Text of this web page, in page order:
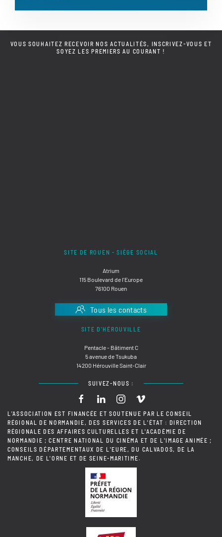
VOUS SOUHAITEZ RECEVOIR NOS ACTUALITÉS, INSCRIVEZ-VOUS ET
SOYEZ LES PREMIERS AU COURANT !
SITE DE ROUEN - SIÈGE SOCIAL
Atrium
115 Boulevard de l'Europe
76100 Rouen
Tous les contacts
SITE D'HÉROUVILLE
Pentacle - Bâtiment C
5 avenue de Tsukuba
14200 Hérouville Saint-Clair
SUIVEZ-NOUS :
L'ASSOCIATION EST FINANCÉE ET SOUTENUE PAR LE CONSEIL
RÉGIONAL DE NORMANDIE, DES SERVICES DE L'ÉTAT : DIRECTION
RÉGIONALE DES AFFAIRES CULTURELLES ET L'ACADÉMIE DE
NORMANDIE ; CENTRE NATIONAL DU CINÉMA ET DE L'IMAGE ANIMÉE ;
CONSEILS DÉPARTEMENTAUX DE L'EURE, DU CALVADOS, DE LA
MANCHE, DE L'ORNE ET DE SEINE-MARITIME.